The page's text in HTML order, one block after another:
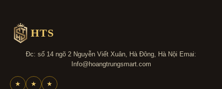
HTS
Đc: số 14 ngõ 2 Nguyễn Viết Xuân, Hà Đông, Hà Nội Emai:
Info@hoangtrungsmart.com
★ ★ ★